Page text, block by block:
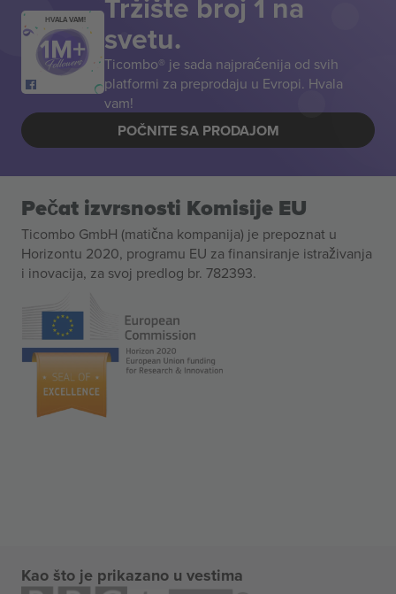
HVALA VAM! svetu.
Ticombo® je sada najpraćenija od svih
platformi za preprodaju u Evropi. Hvala
vam!
POČNITE SA PRODAJOM
Pečat izvrsnosti Komisije EU
Ticombo GmbH (matična kompanija) je prepoznat u
Horizontu 2020, programu EU za finansiranje istraživanja
i inovacija, za svoj predlog br. 782393.
Kao što je prikazano u vestima